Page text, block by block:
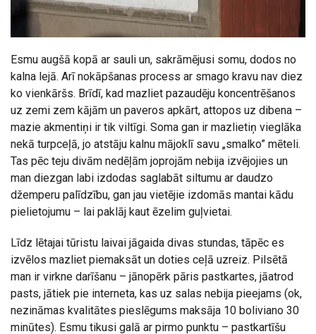
Esmu augšā kopā ar sauli un, sakrāmējusi somu, dodos no
kalna lejā. Arī nokāpšanas process ar smago kravu nav diez
ko vienkāršs. Brīdī, kad mazliet pazaudēju koncentrēšanos
uz zemi zem kājām un paveros apkārt, attopos uz dibena –
mazie akmentiņi ir tik viltīgi. Soma gan ir mazlietiņ vieglāka
nekā turpceļā, jo atstāju kalnu mājoklī savu „smalko” mēteli.
Tas pēc teju divām nedēļām joprojām nebija izvējojies un
man diezgan labi izdodas saglabāt siltumu ar daudzo
džemperu palīdzību, gan jau vietējie izdomās mantai kādu
pielietojumu – lai paklāj kaut ēzelim guļvietai.
Līdz lētajai tūristu laivai jāgaida divas stundas, tāpēc es
izvēlos mazliet piemaksāt un doties ceļā uzreiz. Pilsētā
man ir virkne darīšanu – jānopērk pāris pastkartes, jāatrod
pasts, jātiek pie interneta, kas uz salas nebija pieejams (ok,
nezināmas kvalitātes pieslēgums maksāja 10 boliviano 30
minūtes). Esmu tikusi galā ar pirmo punktu – pastkartīšu